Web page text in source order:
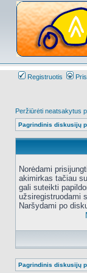
Registruotis
Peržiūrėti neatsakytus
Pagrindinis diskusijų
Norėdami
akimirkas tačiau
gali suteikti
užsiregistruodami
Naršydami po
Pagrindinis diskusijų